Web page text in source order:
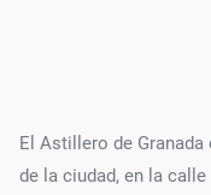
El Astillero de
de la ciudad, en la